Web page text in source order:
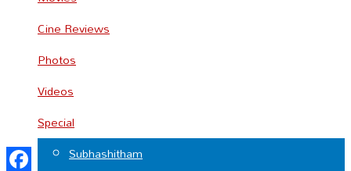
Cine Reviews
Photos
Videos
Special
Subhashitham